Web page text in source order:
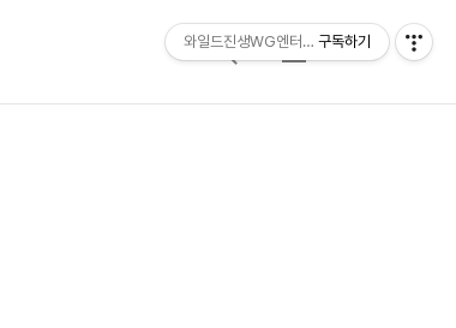
검
메
와일드진생WG엔터테인먼트
구독하기